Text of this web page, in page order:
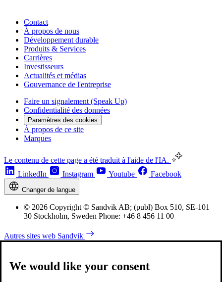
Contact
À propos de nous
Développement durable
Produits & Services
Carrières
Investisseurs
Actualités et médias
Gouvernance de l'entreprise
Faire un signalement (Speak Up)
Confidentialité des données
Paramètres des cookies
À propos de ce site
Marques
Le contenu de cette page a été traduit à l'aide de l'IA.
LinkedIn
Instagram Youtube Facebook
Changer de langue
© 2026 Copyright © Sandvik AB; (publ) Box 510, SE-101
30 Stockholm, Sweden Phone: +46 8 456 11 00
Autres sites web Sandvik
We would like your consent